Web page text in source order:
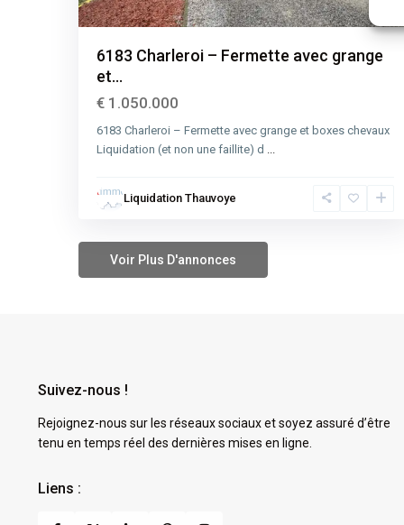
6183 Charleroi – Fermette avec grange
et...
€ 1.050.000
6183 Charleroi – Fermette avec grange et boxes chevaux
Liquidation (et non une faillite) d ...
Liquidation Thauvoye
Suivez-nous !
Rejoignez-nous sur les réseaux sociaux et soyez assuré d’être
tenu en temps réel des dernières mises en ligne.
Liens :